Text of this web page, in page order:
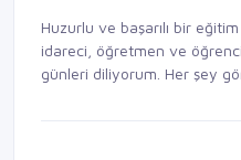
Huzurlu ve başarılı bir
idareci, öğretmen ve
günleri diliyorum. Her şey